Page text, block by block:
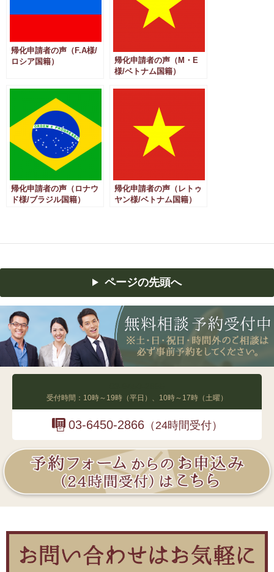
帰化申請者の声（F.A様/
ロシア国籍）
帰化申請者の声（M・E
様/ベトナム国籍）
帰化申請者の声（ロナウ
ド様/ブラジル国籍）
帰化申請者の声（レトゥ
ヤン様/ベトナム国籍）
ページの先頭へ
受付時間：10時～19時（平日）、10時～17時（土曜）
03-6450-2866（24時間受付）